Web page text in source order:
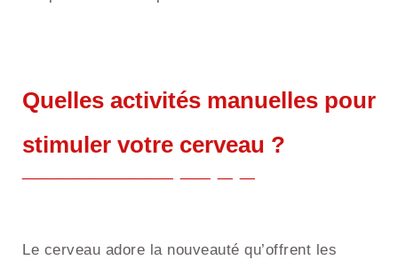
Quelles activités manuelles pour
stimuler votre cerveau ?
Le cerveau adore la nouveauté qu’offrent les